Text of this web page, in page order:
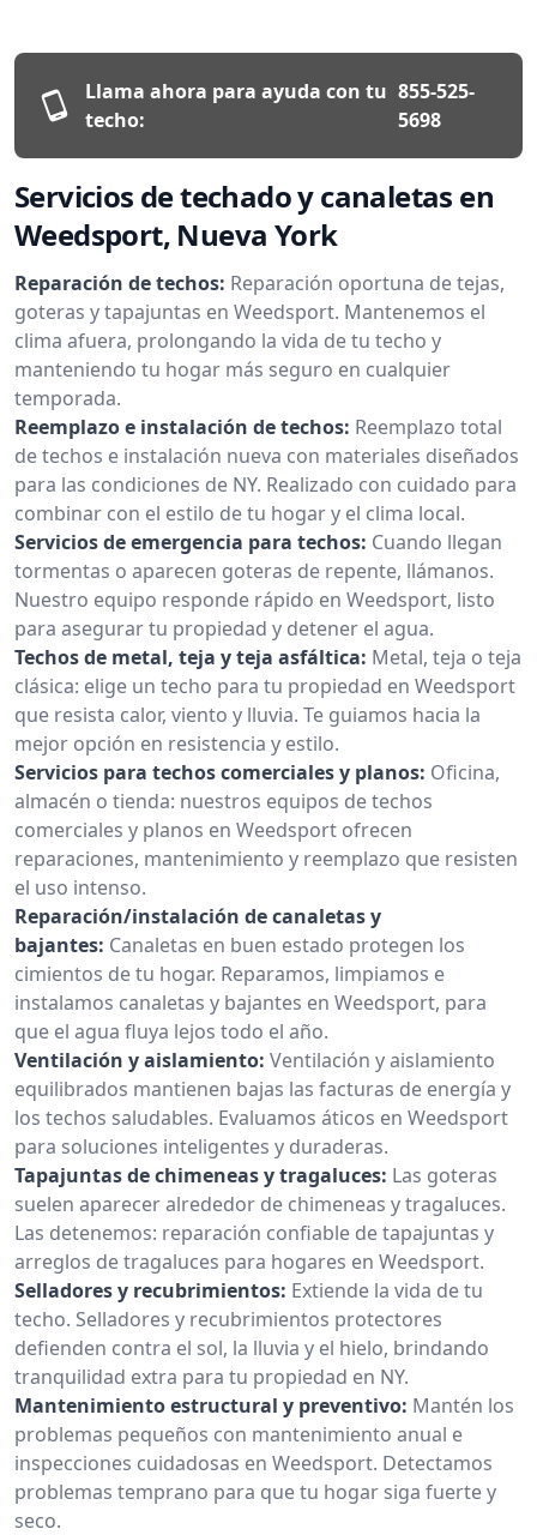
Llama ahora para ayuda con tu
techo:
855-525-
5698
Servicios de techado y canaletas en
Weedsport, Nueva York
Reparación de techos: Reparación oportuna de tejas,
goteras y tapajuntas en Weedsport. Mantenemos el
clima afuera, prolongando la vida de tu techo y
manteniendo tu hogar más seguro en cualquier
temporada.
Reemplazo e instalación de techos: Reemplazo total
de techos e instalación nueva con materiales diseñados
para las condiciones de NY. Realizado con cuidado para
combinar con el estilo de tu hogar y el clima local.
Servicios de emergencia para techos: Cuando llegan
tormentas o aparecen goteras de repente, llámanos.
Nuestro equipo responde rápido en Weedsport, listo
para asegurar tu propiedad y detener el agua.
Techos de metal, teja y teja asfáltica: Metal, teja o teja
clásica: elige un techo para tu propiedad en Weedsport
que resista calor, viento y lluvia. Te guiamos hacia la
mejor opción en resistencia y estilo.
Servicios para techos comerciales y planos: Oficina,
almacén o tienda: nuestros equipos de techos
comerciales y planos en Weedsport ofrecen
reparaciones, mantenimiento y reemplazo que resisten
el uso intenso.
Reparación/instalación de canaletas y
bajantes: Canaletas en buen estado protegen los
cimientos de tu hogar. Reparamos, limpiamos e
instalamos canaletas y bajantes en Weedsport, para
que el agua fluya lejos todo el año.
Ventilación y aislamiento: Ventilación y aislamiento
equilibrados mantienen bajas las facturas de energía y
los techos saludables. Evaluamos áticos en Weedsport
para soluciones inteligentes y duraderas.
Tapajuntas de chimeneas y tragaluces: Las goteras
suelen aparecer alrededor de chimeneas y tragaluces.
Las detenemos: reparación confiable de tapajuntas y
arreglos de tragaluces para hogares en Weedsport.
Selladores y recubrimientos: Extiende la vida de tu
techo. Selladores y recubrimientos protectores
defienden contra el sol, la lluvia y el hielo, brindando
tranquilidad extra para tu propiedad en NY.
Mantenimiento estructural y preventivo: Mantén los
problemas pequeños con mantenimiento anual e
inspecciones cuidadosas en Weedsport. Detectamos
problemas temprano para que tu hogar siga fuerte y
seco.